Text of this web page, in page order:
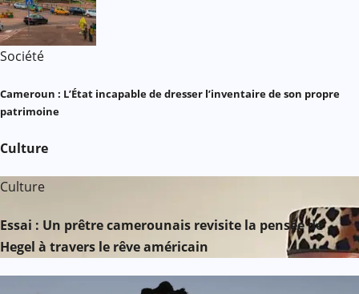
Société
Cameroun : L’État incapable de dresser l’inventaire de son propre
patrimoine
Culture
Culture
Essai : Un prêtre camerounais revisite la pensée de
Hegel à travers le rêve américain